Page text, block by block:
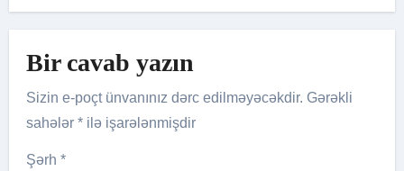
Bir cavab yazın
Sizin e-poçt ünvanınız dərc edilməyəcəkdir. Gərəkli
sahələr* ilə işarələnmişdir
Şərh*